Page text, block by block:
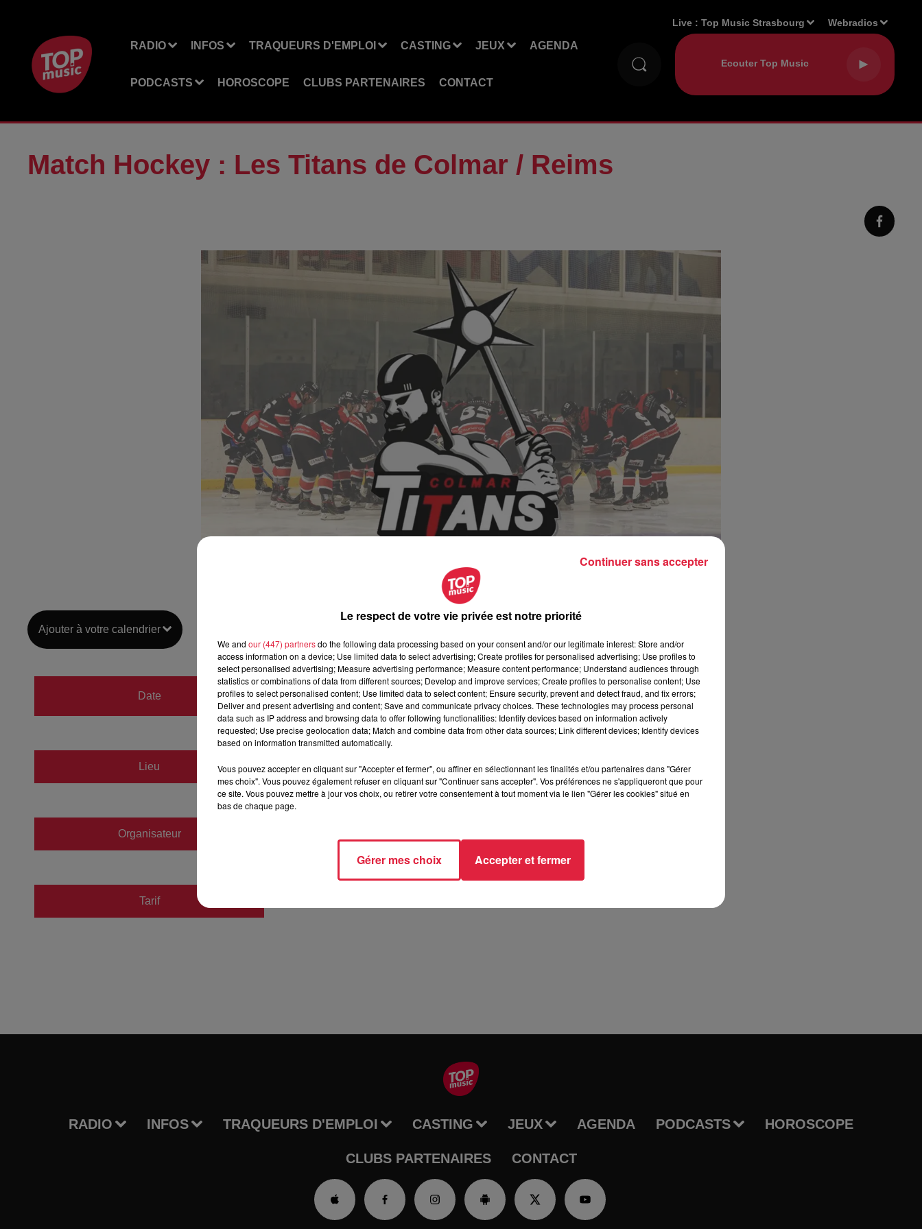
RADIO INFOS TRAQUEURS D'EMPLOI CASTING JEUX AGENDA
PODCASTS HOROSCOPE CLUBS PARTENAIRES CONTACT
Live :Top Music Strasbourg Webradios
Match Hockey : Les Titans de Colmar / Reims
Ajouter à votre calendrier
Date
du9 décembre 2023 à 19h00
au9 décembre 2023 à 22h00
Lieu
68000 Colmar
Organisateur
Tarif
RADIO INFOS TRAQUEURS D'EMPLOI CASTING JEUX AGENDA PODCASTS HOROSCOPE
CLUBS PARTENAIRES CONTACT
Le respect de votre vie privée est notre priorité
We and our (447) partnersdo the following data processing based on your consent and/or our legitimate interest: Store and/or
access information on a device; Use limited data to select advertising; Create profiles for personalised advertising; Use profiles to
select personalised advertising; Measure advertising performance; Measure content performance; Understand audiences through
statistics or combinations of data from different sources; Develop and improve services; Create profiles to personalise content; Use
profiles to select personalised content; Use limited data to select content; Ensure security, prevent and detect fraud, and fix errors;
Deliver and present advertising and content; Save and communicate privacy choices. These technologies may process personal
data such as IP address and browsing data to offer following functionalities: Identify devices based on information actively
requested; Use precise geolocation data; Match and combine data from other data sources; Link different devices; Identify devices
based on information transmitted automatically.
Vous pouvez accepter en cliquant sur "Accepter et fermer", ou affiner en sélectionnant les finalités et/ou partenaires dans "Gérer
mes choix". Vous pouvez également refuser en cliquant sur "Continuer sans accepter". Vos préférences ne s'appliqueront que pour
ce site. Vous pouvez mettre à jour vos choix, ou retirer votre consentement à tout moment via le lien "Gérer les cookies" situé en
bas de chaque page.
Gérer mes choix Accepter et fermer
Continuer sans accepter